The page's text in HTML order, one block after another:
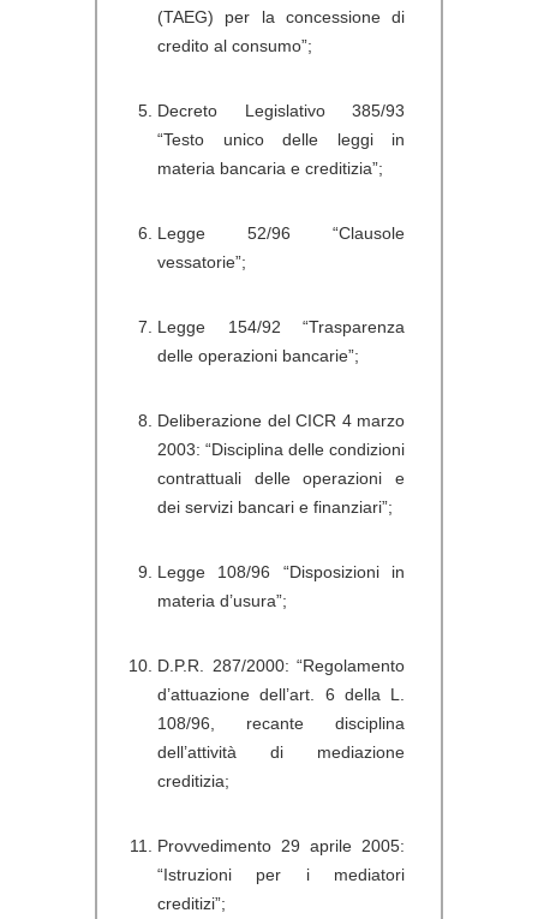
(TAEG) per la concessione di
credito al consumo”;
Decreto Legislativo 385/93
“Testo unico delle leggi in
materia bancaria e creditizia”;
Legge 52/96 “Clausole
vessatorie”;
Legge 154/92 “Trasparenza
delle operazioni bancarie”;
Deliberazione del CICR 4 marzo
2003: “Disciplina delle condizioni
contrattuali delle operazioni e
dei servizi bancari e finanziari”;
Legge 108/96 “Disposizioni in
materia d’usura”;
D.P.R. 287/2000: “Regolamento
d’attuazione dell’art. 6 della L.
108/96, recante disciplina
dell’attività di mediazione
creditizia;
Provvedimento 29 aprile 2005:
“Istruzioni per i mediatori
creditizi”;